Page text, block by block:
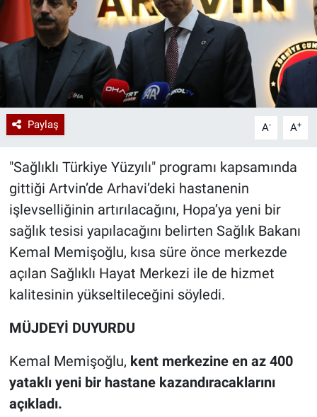
Paylaş A- A+
"Sağlıklı Türkiye Yüzyılı" programı kapsamında
gittiği Artvin’de Arhavi’deki hastanenin
işlevselliğinin artırılacağını, Hopa’ya yeni bir
sağlık tesisi yapılacağını belirten Sağlık Bakanı
Kemal Memişoğlu, kısa süre önce merkezde
açılan Sağlıklı Hayat Merkezi ile de hizmet
kalitesinin yükseltileceğini söyledi.
MÜJDEYİ DUYURDU
Kemal Memişoğlu, kent merkezine en az 400
yataklı yeni bir hastane kazandıracaklarını
açıkladı.
Erişim Bilgileri
Sağlık
Teknoloji
Ramazan